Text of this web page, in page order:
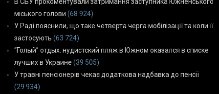
міського голови (68 924)
У Раді пояснили, що таке четверта черга мобілізації та коли її
застосують (63 724)
“Голый” отдых: нудистский пляж в Южном оказался в списке
лучших в Украине (39 505)
У травні пенсіонерів чекає додаткова надбавка до пенсії
(29 934)